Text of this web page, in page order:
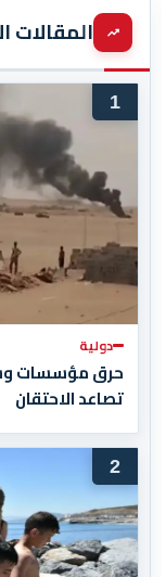
المقالات
1
دولية
حرق مؤسسات
تصاعد الاحتقان
2